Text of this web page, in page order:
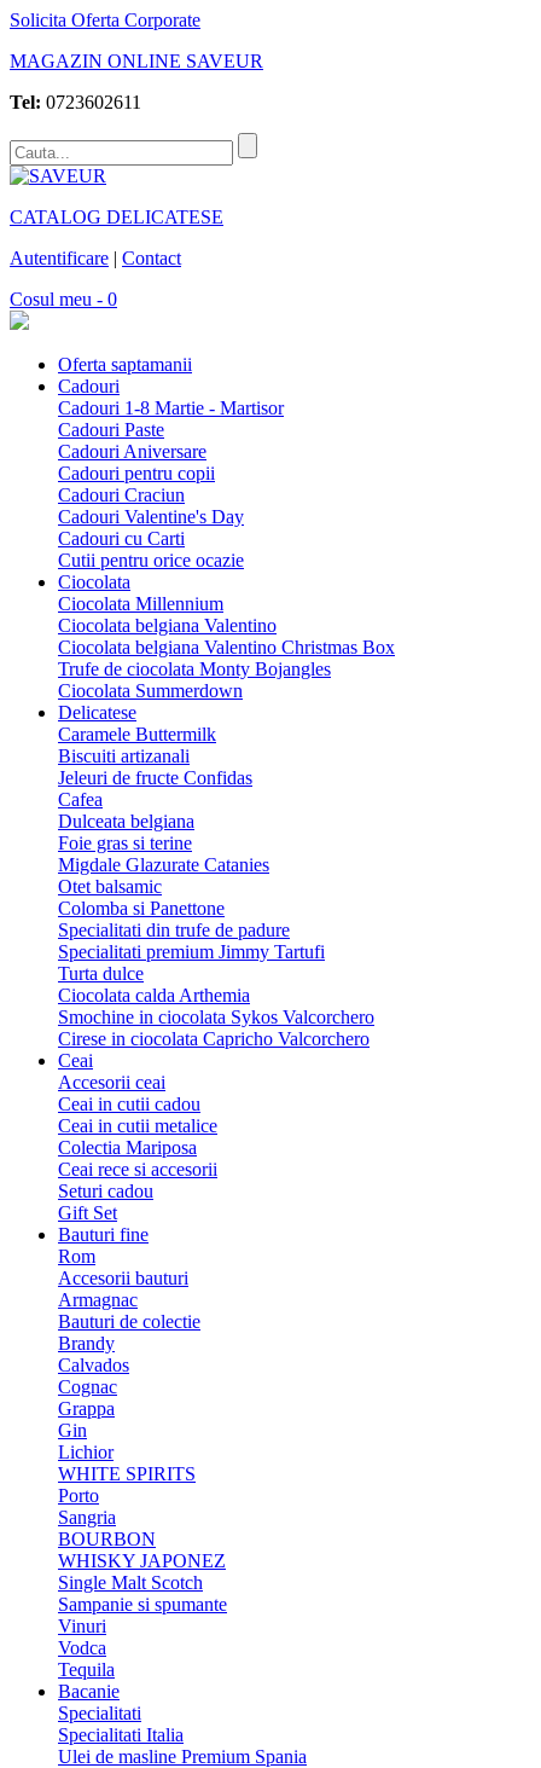
Solicita Oferta Corporate
MAGAZIN ONLINE SAVEUR
Tel: 0723602611
CATALOG DELICATESE
Autentificare | Contact
Cosul meu - 0
Oferta saptamanii
Cadouri
Cadouri 1-8 Martie - Martisor
Cadouri Paste
Cadouri Aniversare
Cadouri pentru copii
Cadouri Craciun
Cadouri Valentine's Day
Cadouri cu Carti
Cutii pentru orice ocazie
Ciocolata
Ciocolata Millennium
Ciocolata belgiana Valentino
Ciocolata belgiana Valentino Christmas Box
Trufe de ciocolata Monty Bojangles
Ciocolata Summerdown
Delicatese
Caramele Buttermilk
Biscuiti artizanali
Jeleuri de fructe Confidas
Cafea
Dulceata belgiana
Foie gras si terine
Migdale Glazurate Catanies
Otet balsamic
Colomba si Panettone
Specialitati din trufe de padure
Specialitati premium Jimmy Tartufi
Turta dulce
Ciocolata calda Arthemia
Smochine in ciocolata Sykos Valcorchero
Cirese in ciocolata Capricho Valcorchero
Ceai
Accesorii ceai
Ceai in cutii cadou
Ceai in cutii metalice
Colectia Mariposa
Ceai rece si accesorii
Seturi cadou
Gift Set
Bauturi fine
Rom
Accesorii bauturi
Armagnac
Bauturi de colectie
Brandy
Calvados
Cognac
Grappa
Gin
Lichior
WHITE SPIRITS
Porto
Sangria
BOURBON
WHISKY JAPONEZ
Single Malt Scotch
Sampanie si spumante
Vinuri
Vodca
Tequila
Bacanie
Specialitati
Specialitati Italia
Ulei de masline Premium Spania